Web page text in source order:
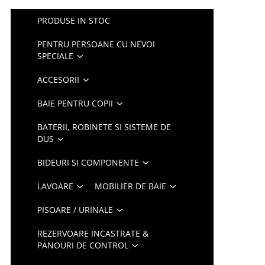
PRODUSE IN STOC
PENTRU PERSOANE CU NEVOI
SPECIALE
ACCESORII
BAIE PENTRU COPII
BATERII, ROBINETE SI SISTEME DE
DUS
BIDEURI SI COMPONENTE
LAVOARE MOBILIER DE BAIE
PISOARE / URINALE
REZERVOARE INCASTRATE &
PANOURI DE CONTROL